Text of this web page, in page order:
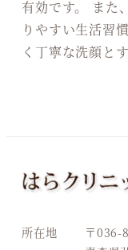
有効です。 また
りやすい生活習
く丁寧な洗顔と
所在地
〒036-